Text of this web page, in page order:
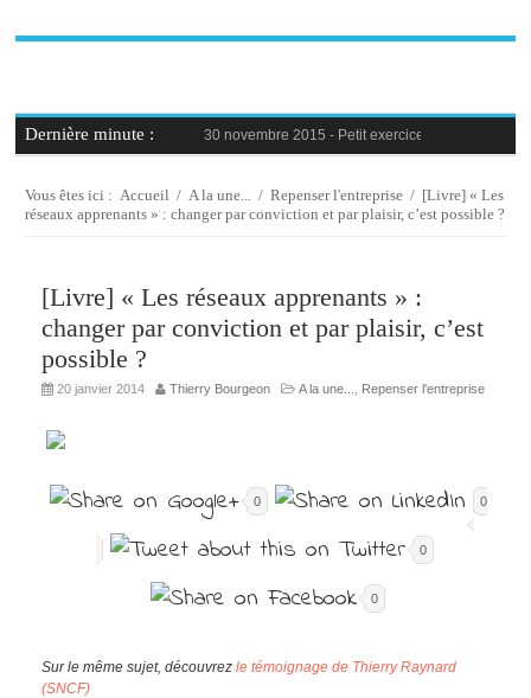
Dernière minute : 30 novembre 2015 - Petit exercice de la semaine
30 novembre 2015 -Blague au bureau #9
23 novembre 2015 - Le syndrome de l’imposteur,
Vous êtes ici :Accueil /A la une... /Repenser l'entreprise / [Livre] « Les
réseaux apprenants » : changer par conviction et par plaisir, c’est possible ?
[Livre] « Les réseaux apprenants » :
changer par conviction et par plaisir, c’est
possible ?
20 janvier 2014 Thierry Bourgeon A la une... Repenser l'entreprise
0 0
0
0
Sur le même sujet, découvrez le témoignage de Thierry Raynard
(SNCF)